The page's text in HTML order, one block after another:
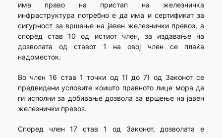
има право на пристап на железничка
инфраструктура потребно е да има и сертификат за
сигурност за вршење на јавен железнички превоз, а
според став 10 од истиот член, за издавање на
дозволата од ставот 1 на овој член се плаќа
надоместок.
Во член 16 став 1 точки од 1) до 7) од Законот се
предвидени условите коишто правното лице мора да
ги исполни за добивање дозвола за вршење на јавен
железнички превоз.
Според член 17 став 1 од Законот, дозволата е